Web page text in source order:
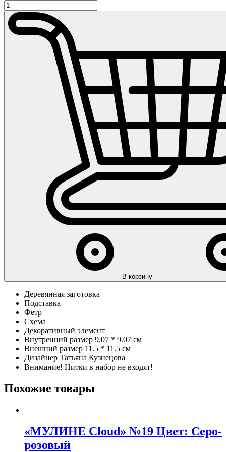
В корзину
Деревянная заготовка
Подставка
Фетр
Схема
Декоративный элемент
Внутренний размер 9,07 * 9.07 см
Внешний размер 11.5 * 11.5 см
Дизайнер Татьяна Кузнецова
Внимание! Нитки в набор не входят!
Похожие товары
«МУЛИНЕ Cloud» №19 Цвет: Серо-
розовый